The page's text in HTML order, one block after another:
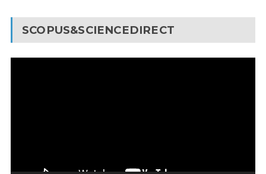
SCOPUS&SCIENCEDIRECT